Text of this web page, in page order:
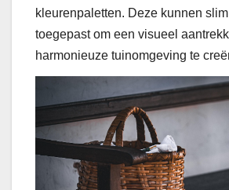
kleurenpaletten. Deze kunnen
toegepast om een visueel
harmonieuze tuinomgeving te